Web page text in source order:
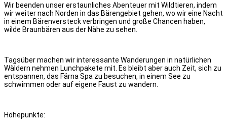
Wir beenden unser erstaunliches Abenteuer mit Wildtieren, indem
wir weiter nach Norden in das Bärengebiet gehen, wo wir eine Nacht
in einem Bärenversteck verbringen und große Chancen haben,
wilde Braunbären aus der Nähe zu sehen.
Tagsüber machen wir interessante Wanderungen in natürlichen
Wäldern nehmen Lunchpakete mit. Es bleibt aber auch Zeit, sich zu
entspannen, das Färna Spa zu besuchen, in einem See zu
schwimmen oder auf eigene Faust zu wandern.
Höhepunkte: